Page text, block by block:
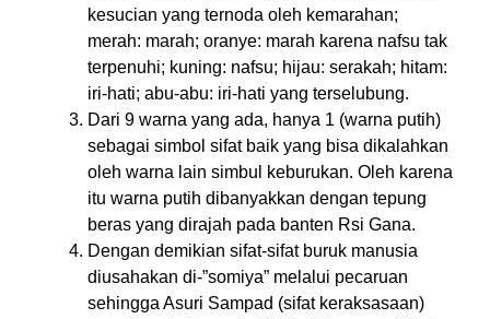
kesucian yang ternoda oleh kemarahan;
merah: marah; oranye: marah karena nafsu tak
terpenuhi; kuning: nafsu; hijau: serakah; hitam:
iri-hati; abu-abu: iri-hati yang terselubung.
Dari 9 warna yang ada, hanya 1 (warna putih)
sebagai simbol sifat baik yang bisa dikalahkan
oleh warna lain simbul keburukan. Oleh karena
itu warna putih dibanyakkan dengan tepung
beras yang dirajah pada banten Rsi Gana.
Dengan demikian sifat-sifat buruk manusia
diusahakan di-”somiya” melalui pecaruan
sehingga Asuri Sampad (sifat keraksasaan)